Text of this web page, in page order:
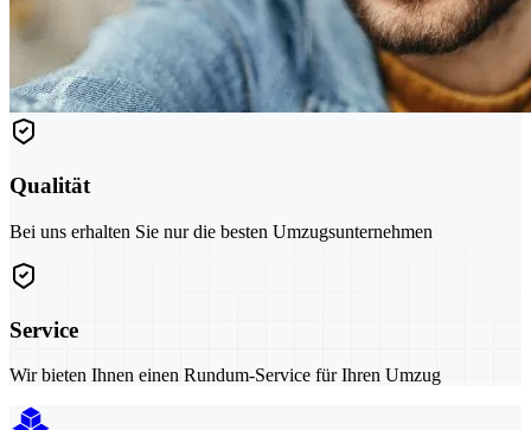
Qualität
Bei uns erhalten Sie nur die besten Umzugsunternehmen
Service
Wir bieten Ihnen einen Rundum-Service für Ihren Umzug